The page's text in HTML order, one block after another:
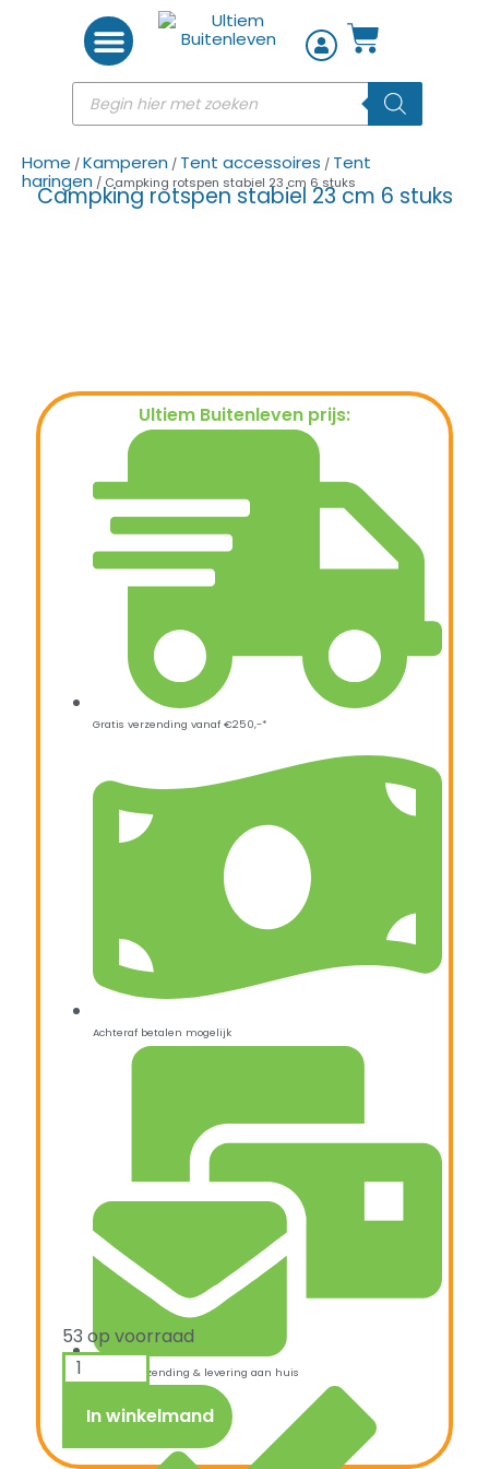
Home /Kamperen / Tent accessoires / Tent
haringen / Campking rotspen stabiel 23 cm 6 stuks
Campking rotspen stabiel 23 cm 6 stuks
Ultiem Buitenleven prijs:
Gratis verzending vanaf €250,-*
Achteraf betalen mogelijk
Snelle verzending & levering aan huis
53 op voorraad
In winkelmand